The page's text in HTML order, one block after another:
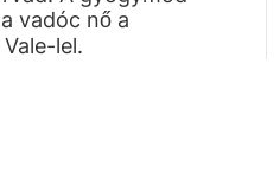
vadóc nő a
lel.